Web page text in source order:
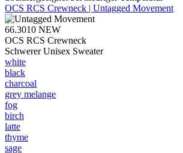
OCS RCS Crewneck | Untagged Movement
66.3010 NEW
OCS RCS Crewneck
Schwerer Unisex Sweater
white
black
charcoal
grey melange
fog
birch
latte
thyme
sage